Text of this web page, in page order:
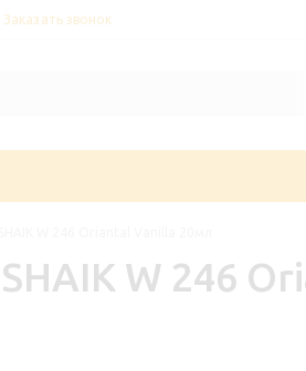
Заказать звонок
W 246